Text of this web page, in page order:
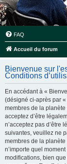
FAQ
Accueil du forum
Bienvenue sur
Conditions
En accédant à «
(désigné ci-après par
membres de la planète
acceptez d’être
n’acceptez pas d’être
suivantes, veuillez ne
membres de la
n’importe quel
modifications, bien